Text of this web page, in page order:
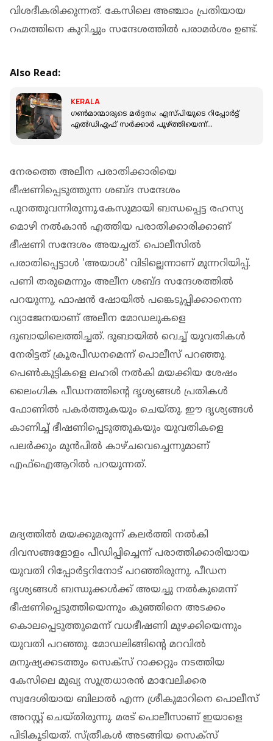
വിശദീകരിക്കുന്നത്. കേസിലെ അഞ്ചാം പ്രതിയായ
റഹ്മത്തിനെ കുറിച്ചും സന്ദേശത്തിൽ പരാമർശം ഉണ്ട്.
Also Read:
KERALA
ഗണ്‍മാന്മാരുടെ മര്‍ദ്ദനം: എസ്പിയുടെ റിപ്പോർട്ട്
എൽഡിഎഫ് സർക്കാർ പൂഴ്ത്തിയെന്ന്
നേരത്തെ അലീന പരാതിക്കാരിയെ
ഭീഷണിപ്പെടുത്തുന്ന ശബ്ദ സന്ദേശം
പുറത്തുവന്നിരുന്നു.കേസുമായി ബന്ധപ്പെട്ട രഹസ്യ
മൊഴി നല്‍കാന്‍ എത്തിയ പരാതിക്കാരിക്കാണ്
ഭീഷണി സന്ദേശം അയച്ചത്. പൊലീസില്‍
പരാതിപ്പെട്ടാൾ 'അയാള്‍' വിടില്ലെന്നാണ് മുന്നറിയിപ്പ്.
പണി തരുമെന്നും അലീന ശബ്ദ സന്ദേശത്തിൽ
പറയുന്നു. ഫാഷൻ ഷോയിൽ പങ്കെടുപ്പിക്കാനെന്ന
വ്യാജേനയാണ് അലീന മോഡലുകളെ
ദുബായിലെത്തിച്ചത്. ദുബായിൽ വെച്ച് യുവതികൾ
നേരിട്ടത് ക്രൂരപീഡനമെന്ന് പൊലീസ് പറഞ്ഞു.
പെൺകുട്ടികളെ ലഹരി നൽകി മയക്കിയ ശേഷം
ലൈംഗിക പീഡനത്തിന്‍റെ ദൃശ്യങ്ങൾ പ്രതികൾ
ഫോണിൽ പകർത്തുകയും ചെയ്തു. ഈ ദൃശ്യങ്ങൾ
കാണിച്ച് ഭീഷണിപ്പെടുത്തുകയും യുവതികളെ
പലർക്കും മുൻപിൽ കാഴ്ചവെച്ചെന്നുമാണ്
എഫ്ഐആറില്‍ പറയുന്നത്.
മദ്യത്തില്‍ മയക്കുമരുന്ന് കലര്‍ത്തി നല്‍കി
ദിവസങ്ങളോളം പീഡിപ്പിച്ചെന്ന് പരാത്തിക്കാരിയായ
യുവതി റിപ്പോര്‍ട്ടറിനോട് പറഞ്ഞിരുന്നു. പീഡന
ദൃശ്യങ്ങള്‍ ബന്ധുക്കള്‍ക്ക് അയച്ചു നല്‍കുമെന്ന്
ഭീഷണിപ്പെടുത്തിയെന്നും കുഞ്ഞിനെ അടക്കം
കൊലപ്പെടുത്തുമെന്ന് വധഭീഷണി മുഴക്കിയെന്നും
യുവതി പറഞ്ഞു. മോഡലിങ്ങിന്റെ മറവില്‍
മനുഷ്യക്കടത്തും സെക്‌സ് റാക്കറ്റും നടത്തിയ
കേസിലെ മുഖ്യ സൂത്രധാരന്‍ മാവേലിക്കര
സ്വദേശിയായ ബിലാല്‍ എന്ന ശ്രീകുമാറിനെ പൊലീസ്
അറസ്റ്റ് ചെയ്തിരുന്നു. മരട് പൊലീസാണ് ഇയാളെ
പിടികൂടിയത്. സ്ത്രീകള്‍ അടങ്ങിയ സെക്‌സ്